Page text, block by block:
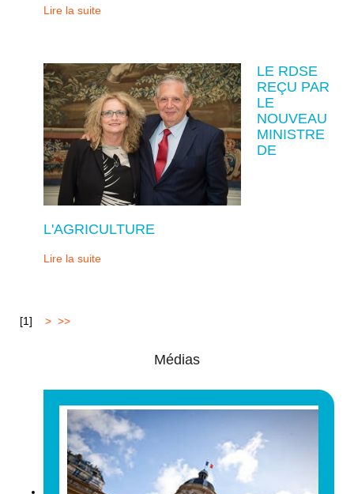
Lire la suite
LE RDSE
REÇU PAR
LE
NOUVEAU
MINISTRE
DE
L'AGRICULTURE
Lire la suite
[1] > >>
Médias